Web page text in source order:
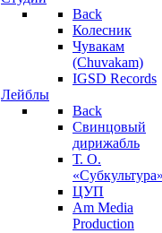
Back
Колесник
Чувакам
(Chuvakam)
IGSD Records
Лейблы
Back
Свинцовый
дирижабль
Т. О.
ЦУП
Am Media
Production